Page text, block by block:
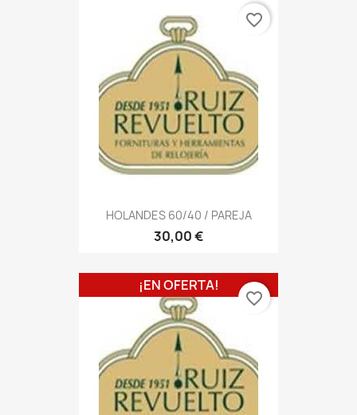
HOLANDES 60/40 / PAREJA
30,00 €
favorite_border
¡EN OFERTA!
favorite_border